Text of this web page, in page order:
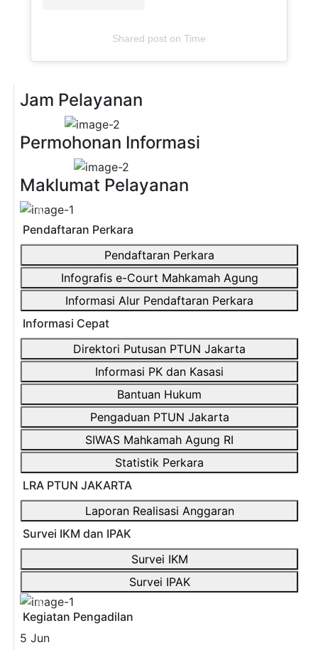
Shared poston Time
Jam Pelayanan
Previous
Permohonan Informasi
Previous
Maklumat Pelayanan
Previous
Pendaftaran Perkara
Pendaftaran Perkara
Infografis e-Court Mahkamah Agung
Informasi Alur Pendaftaran Perkara
Informasi Cepat
Direktori Putusan PTUN Jakarta
Informasi PK dan Kasasi
Bantuan Hukum
Pengaduan PTUN Jakarta
SIWAS Mahkamah Agung RI
Statistik Perkara
LRA PTUN JAKARTA
Laporan Realisasi Anggaran
Survei IKM dan IPAK
Survei IKM
Survei IPAK
Previous
Kegiatan Pengadilan
5 Jun